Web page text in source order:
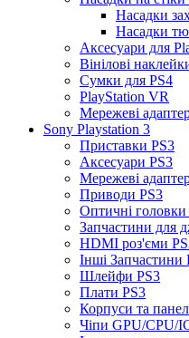
Насадки
Насадки
Аксесуари для
Вінілові
Сумки для PS4
PlayStation VR
Мережеві
Sony Playstation 3
Приставки PS3
Аксесуари PS3
Мережеві
Приводи PS3
Оптичні головки
Запчастини для
HDMI роз'єми
Інші Запчастини
Шлейфи PS3
Плати PS3
Корпуси та
Чіпи GPU/CPU/